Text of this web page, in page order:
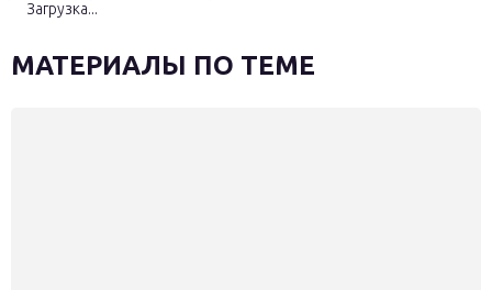
Загрузка...
МАТЕРИАЛЫ ПО ТЕМЕ